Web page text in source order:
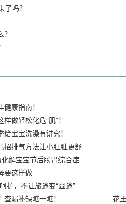
了吗？
康指南！
做轻松化危“肌”！
宝宝洗澡有讲究！
招排气方法让小肚肚更舒
解宝宝节后肠胃综合症
要这样做
护，不让旅途变“囧途”
漏补缺瞧一瞧！ 花